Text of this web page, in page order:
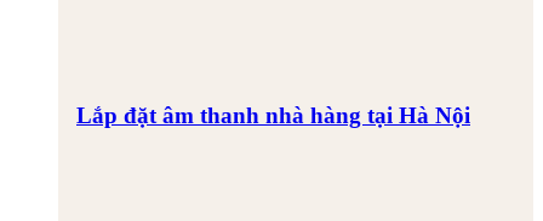
Lắp đặt âm thanh nhà hàng tại Hà Nội